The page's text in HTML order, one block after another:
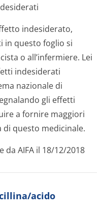
indesiderato,
in questo foglio si
o all’infermiere. Lei
indesiderati
nazionale di
gli effetti
a fornire maggiori
questo medicinale.
AIFA il 18/12/2018
acido